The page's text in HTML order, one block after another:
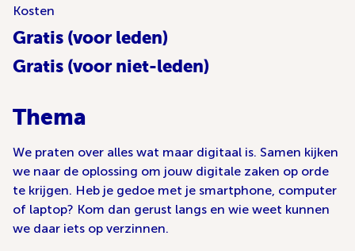
Kosten
Gratis (voor leden)
Gratis (voor niet-leden)
Thema
We praten over alles wat maar digitaal is. Samen kijken
we naar de oplossing om jouw digitale zaken op orde
te krijgen. Heb je gedoe met je smartphone, computer
of laptop? Kom dan gerust langs en wie weet kunnen
we daar iets op verzinnen.